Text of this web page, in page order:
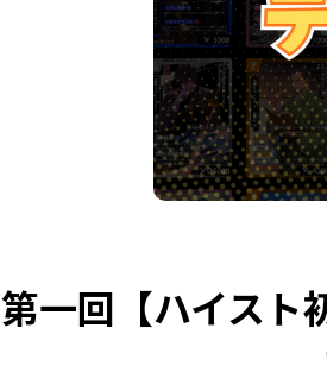
第一回【ハイスト